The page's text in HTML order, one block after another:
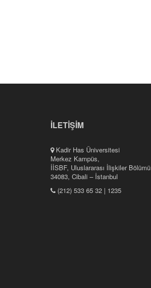
İLETİŞİM
Kadir Has Üniversitesi
Merkez Kampüs,
İİSBF, Uluslararası İlişkiler Bölümü
34083, Cibali – İstanbul
(212) 533 65 32 | 1235